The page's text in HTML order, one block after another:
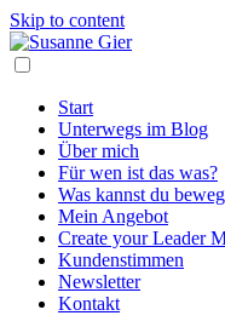
Skip to content
Start
Unterwegs im Blog
Über mich
Für wen ist das was?
Was kannst du
Mein Angebot
Create your Leader
Kundenstimmen
Newsletter
Kontakt